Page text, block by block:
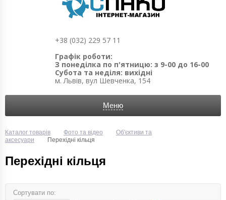
+38 (032) 229 57 11
Графік роботи:
З понеділка по п'ятницю: з 9-00 до 16-00
Субота та неділя: вихідні
м. Львів, вул Шевченка, 154
Меню
Каталог товарів Фото та відео
Об'єктиви та
аксесуари
Перехідні кільця
Перехідні кільця
Сортувати по: